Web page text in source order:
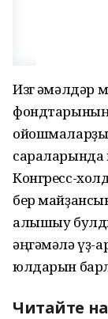
Изг ғәмәлдәр
Конгресс-
бер
алышыу
әңгәмәлә үҙ-
юлдарын
Читайте